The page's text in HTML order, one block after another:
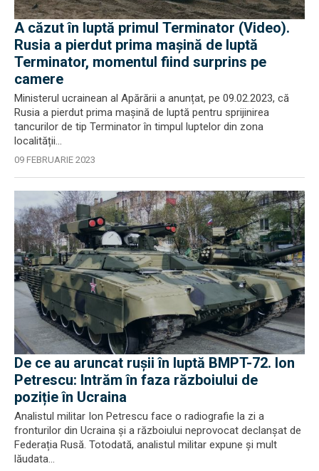
A căzut în luptă primul Terminator (Video).
Rusia a pierdut prima mașină de luptă
Terminator, momentul fiind surprins pe
camere
Ministerul ucrainean al Apărării a anunțat, pe 09.02.2023, că
Rusia a pierdut prima mașină de luptă pentru sprijinirea
tancurilor de tip Terminator în timpul luptelor din zona
localității...
09 FEBRUARIE 2023
De ce au aruncat rușii în luptă BMPT-72. Ion
Petrescu: Intrăm în faza războiului de
poziție în Ucraina
Analistul militar Ion Petrescu face o radiografie la zi a
fronturilor din Ucraina și a războiului neprovocat declanșat de
Federația Rusă. Totodată, analistul militar expune și mult
lăudata...